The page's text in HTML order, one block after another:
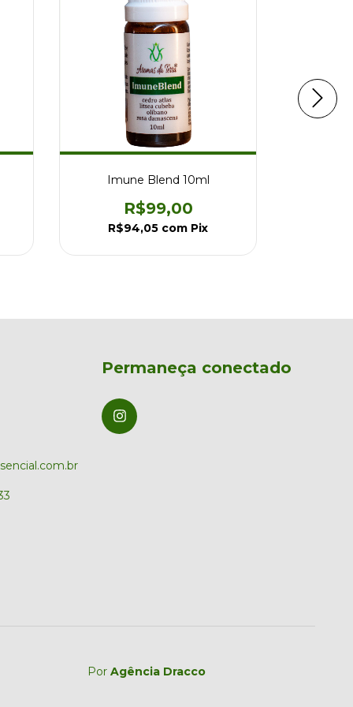
Imune Blend 10ml
R$99,00
R$94,05 com Pix
Permaneça conectado
Por Agência Dracco